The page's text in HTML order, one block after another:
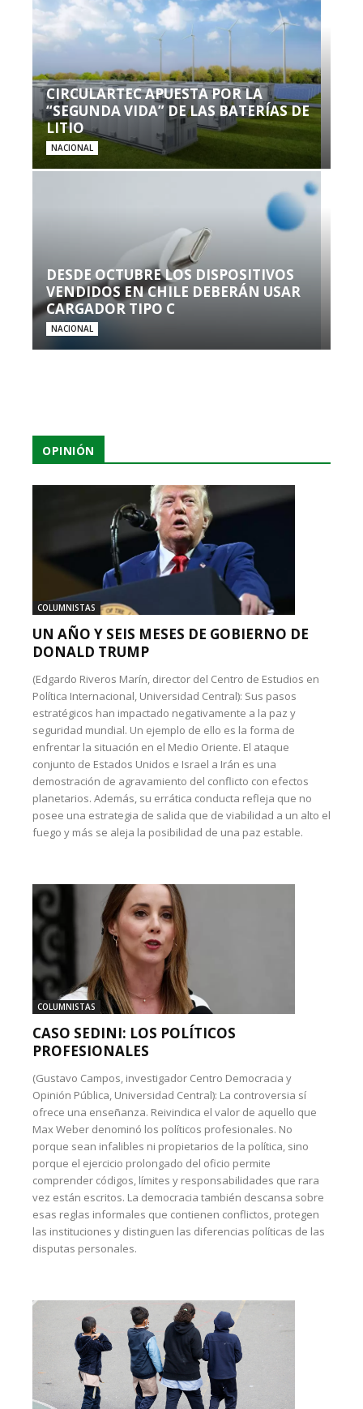
CIRCULARTEC APUESTA POR LA
“SEGUNDA VIDA” DE LAS BATERÍAS DE
LITIO
NACIONAL
DESDE OCTUBRE LOS DISPOSITIVOS
VENDIDOS EN CHILE DEBERÁN USAR
CARGADOR TIPO C
NACIONAL
OPINIÓN
COLUMNISTAS
UN AÑO Y SEIS MESES DE GOBIERNO DE
DONALD TRUMP
(Edgardo Riveros Marín, director del Centro de Estudios en
Política Internacional, Universidad Central): Sus pasos
estratégicos han impactado negativamente a la paz y
seguridad mundial. Un ejemplo de ello es la forma de
enfrentar la situación en el Medio Oriente. El ataque
conjunto de Estados Unidos e Israel a Irán es una
demostración de agravamiento del conflicto con efectos
planetarios. Además, su errática conducta refleja que no
posee una estrategia de salida que de viabilidad a un alto el
fuego y más se aleja la posibilidad de una paz estable.
COLUMNISTAS
CASO SEDINI: LOS POLÍTICOS
PROFESIONALES
(Gustavo Campos, investigador Centro Democracia y
Opinión Pública, Universidad Central): La controversia sí
ofrece una enseñanza. Reivindica el valor de aquello que
Max Weber denominó los políticos profesionales. No
porque sean infalibles ni propietarios de la política, sino
porque el ejercicio prolongado del oficio permite
comprender códigos, límites y responsabilidades que rara
vez están escritos. La democracia también descansa sobre
esas reglas informales que contienen conflictos, protegen
las instituciones y distinguen las diferencias políticas de las
disputas personales.